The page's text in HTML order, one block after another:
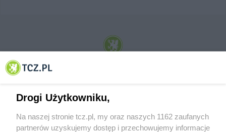
© 2001-2026 Tczew - TCZ.PL Sp. z o.o. Internetowy Serwis Informacyjny Miasta
Drogi Użytkowniku,
Na naszej stronie tcz.pl, my oraz naszych 1162 zaufanych
partnerów uzyskujemy dostęp i przechowujemy informacje